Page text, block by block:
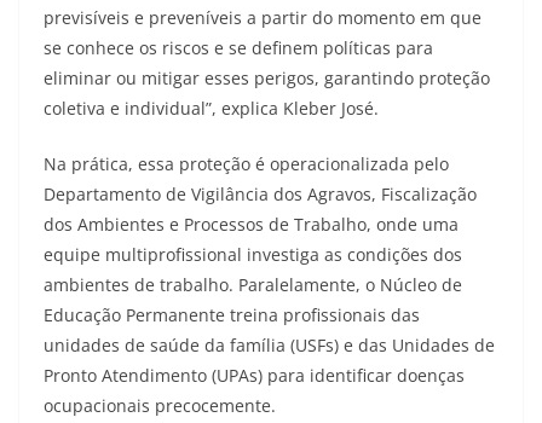
previsíveis e preveníveis a partir do momento em que
se conhece os riscos e se definem políticas para
eliminar ou mitigar esses perigos, garantindo proteção
coletiva e individual”, explica Kleber José.
Na prática, essa proteção é operacionalizada pelo
Departamento de Vigilância dos Agravos, Fiscalização
dos Ambientes e Processos de Trabalho, onde uma
equipe multiprofissional investiga as condições dos
ambientes de trabalho. Paralelamente, o Núcleo de
Educação Permanente treina profissionais das
unidades de saúde da família (USFs) e das Unidades de
Pronto Atendimento (UPAs) para identificar doenças
ocupacionais precocemente.